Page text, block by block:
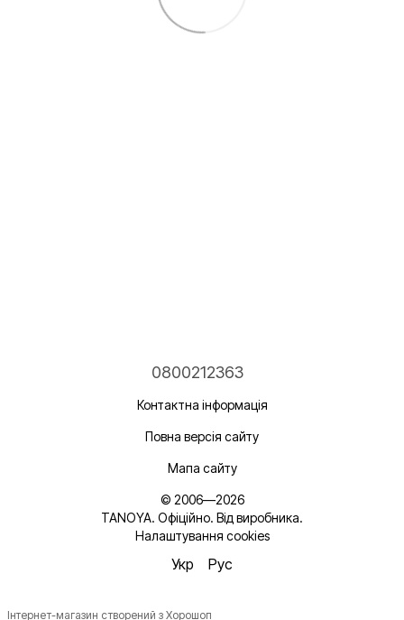
0800212363
Контактна інформація
Повна версія сайту
Мапа сайту
© 2006—2026
TANOYA. Офіційно. Від виробника.
Налаштування cookies
Укр Рус
Інтернет-магазин створений з Хорошоп